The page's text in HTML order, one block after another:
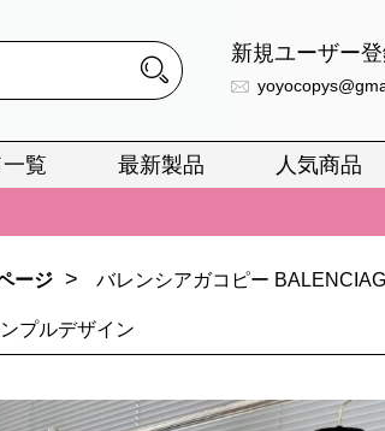
新規ユーザー
覧 最新製品 人気商品
は正真正銘のn級スーパーコピーのみ取扱い。
📢 2026春の新作続々更新中！期間中のご注
入荷！ルイ・ヴィトンスーパーコピー バッグ最
は正真正銘のn級スーパーコピーのみ取扱い。
入荷！ルイ・ヴィトンスーパーコピー バッグ
ージ > バレンシアガコピー
プルデザイン